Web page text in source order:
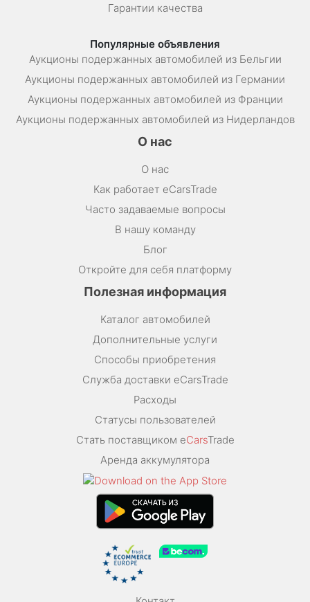
Гарантии качества
Популярные объявления
Аукционы подержанных автомобилей из Бельгии
Аукционы подержанных автомобилей из Германии
Аукционы подержанных автомобилей из Франции
Аукционы подержанных автомобилей из Нидерландов
О нас
О нас
Как работает eCarsTrade
Часто задаваемые вопросы
В нашу команду
Блог
Откройте для себя платформу
Полезная информация
Каталог автомобилей
Дополнительные услуги
Способы приобретения
Служба доставки eCarsTrade
Расходы
Статусы пользователей
Стать поставщиком eCarsTrade
Аренда аккумулятора